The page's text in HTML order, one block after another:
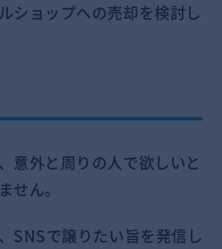
ショップへの売却を検討し
意外と周りの人で欲しいと
せん。
SNSで譲りたい旨を発信し